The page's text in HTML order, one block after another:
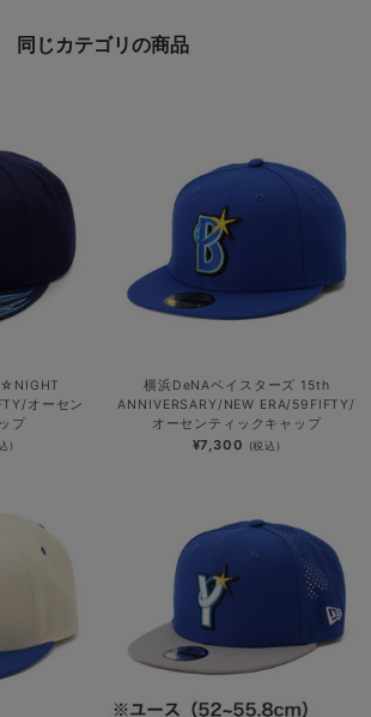
同じカテゴリの商品
オーセン
プ
)
横浜DeNAベイスターズ 15th
ANNIVERSARY/NEW ERA/59FIFTY/
オーセンティックキャップ
¥7,300 (税込)